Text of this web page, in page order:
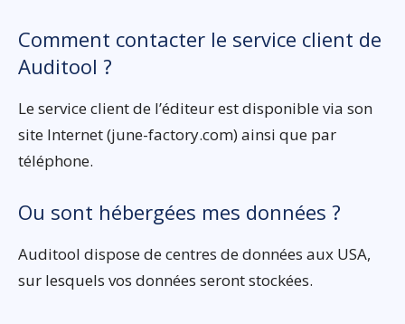
Comment contacter le service client de
Auditool ?
Le service client de l’éditeur est disponible via son
site Internet (june-factory.com) ainsi que par
téléphone.
Ou sont hébergées mes données ?
Auditool dispose de centres de données aux USA,
sur lesquels vos données seront stockées.